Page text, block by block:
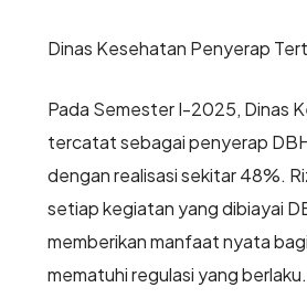
Dinas Kesehatan Penyerap
Pada Semester I-2025, Dinas
tercatat sebagai penyerap
dengan realisasi sekitar 48%.
setiap kegiatan yang dibiayai
memberikan manfaat nyata
mematuhi regulasi yang berlaku.